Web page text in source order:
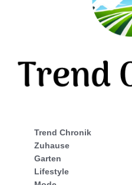
Trend Chronik
Zuhause
Garten
Lifestyle